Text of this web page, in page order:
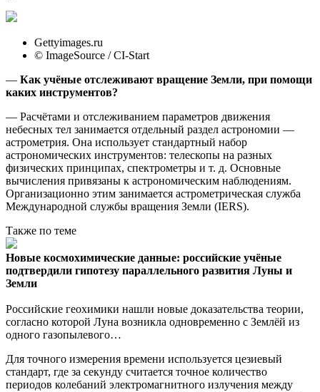
Gettyimages.ru
© ImageSource / CI-Start
— Как учёные отслеживают вращение Земли, при помощи
каких инструментов?
— Расчётами и отслеживанием параметров движения
небесных тел занимается отдельный раздел астрономии —
астрометрия. Она использует стандартный набор
астрономических инструментов: телескопы на разных
физических принципах, спектрометры и т. д. Основные
вычисления привязаны к астрономическим наблюдениям.
Организационно этим занимается астрометрическая служба
Международной службы вращения Земли (IERS).
Также по теме
Новые космохимические данные: российские учёные
подтвердили гипотезу параллельного развития Луны и
Земли
Российские геохимики нашли новые доказательства теории,
согласно которой Луна возникла одновременно с Землёй из
одного газопылевого…
Для точного измерения времени используется цезиевый
стандарт, где за секунду считается точное количество
периодов колебаний электромагнитного излучения между